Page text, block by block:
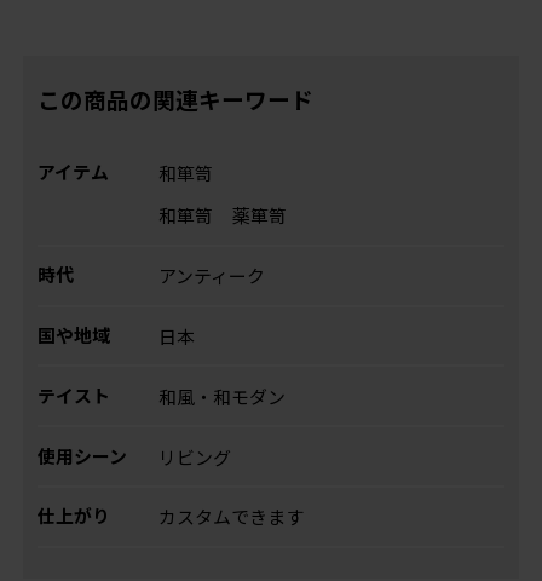
この商品の関連キーワード
アイテム
和箪笥
和箪笥
薬箪笥
時代 アンティーク
国や地域 日本
テイスト 和風・和モダン
使用シーン リビング
仕上がり カスタムできます